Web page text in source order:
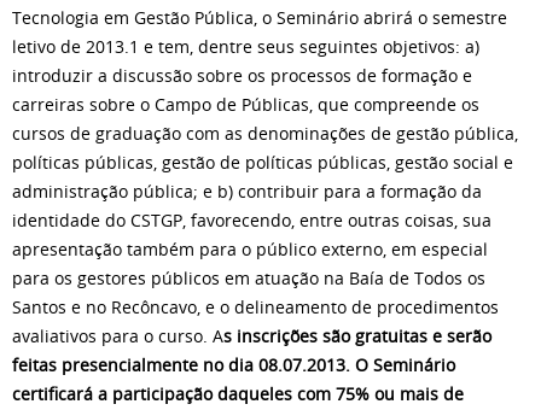
Tecnologia em Gestão Pública, o Seminário abrirá o semestre
letivo de 2013.1 e tem, dentre seus seguintes objetivos: a)
introduzir a discussão sobre os processos de formação e
carreiras sobre o Campo de Públicas, que compreende os
cursos de graduação com as denominações de gestão pública,
políticas públicas, gestão de políticas públicas, gestão social e
administração pública; e b) contribuir para a formação da
identidade do CSTGP, favorecendo, entre outras coisas, sua
apresentação também para o público externo, em especial
para os gestores públicos em atuação na Baía de Todos os
Santos e no Recôncavo, e o delineamento de procedimentos
avaliativos para o curso. As inscrições são gratuitas e serão
feitas presencialmente no dia 08.07.2013. O Seminário
certificará a participação daqueles com 75% ou mais de